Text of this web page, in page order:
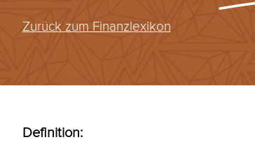
Zurück zum Finanzlexikon
Definition: